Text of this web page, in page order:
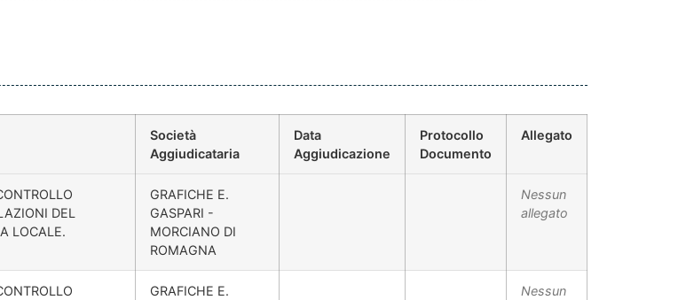
Società
Aggiudicataria
Data
Aggiudicazione
Protocollo
Documento
Allegato
DEL
LOCALE.
GRAFICHE E.
GASPARI -
MORCIANO DI
ROMAGNA
Nessun
allegato
GRAFICHE E.
Nessun